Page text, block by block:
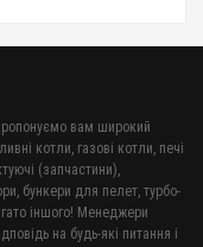
вам широкий
котли, газові котли, печі
(запчастини),
бункери для пелет, турбо-
іншого! Менеджери
на будь-які питання і